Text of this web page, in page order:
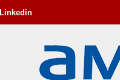
Linkedin